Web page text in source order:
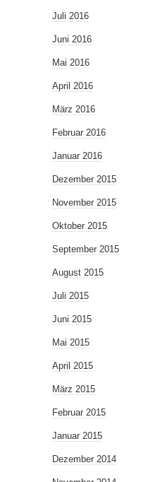
Juli 2016
Juni 2016
Mai 2016
April 2016
März 2016
Februar 2016
Januar 2016
Dezember 2015
November 2015
Oktober 2015
September 2015
August 2015
Juli 2015
Juni 2015
Mai 2015
April 2015
März 2015
Februar 2015
Januar 2015
Dezember 2014